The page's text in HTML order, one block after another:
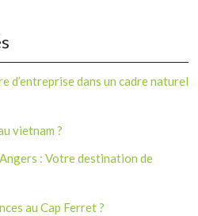
d’entreprise dans un cadre naturel
vietnam ?
: Votre destination de
au Cap Ferret ?